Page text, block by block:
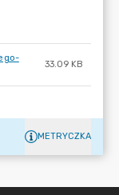
33.09 KB
METRYCZKA